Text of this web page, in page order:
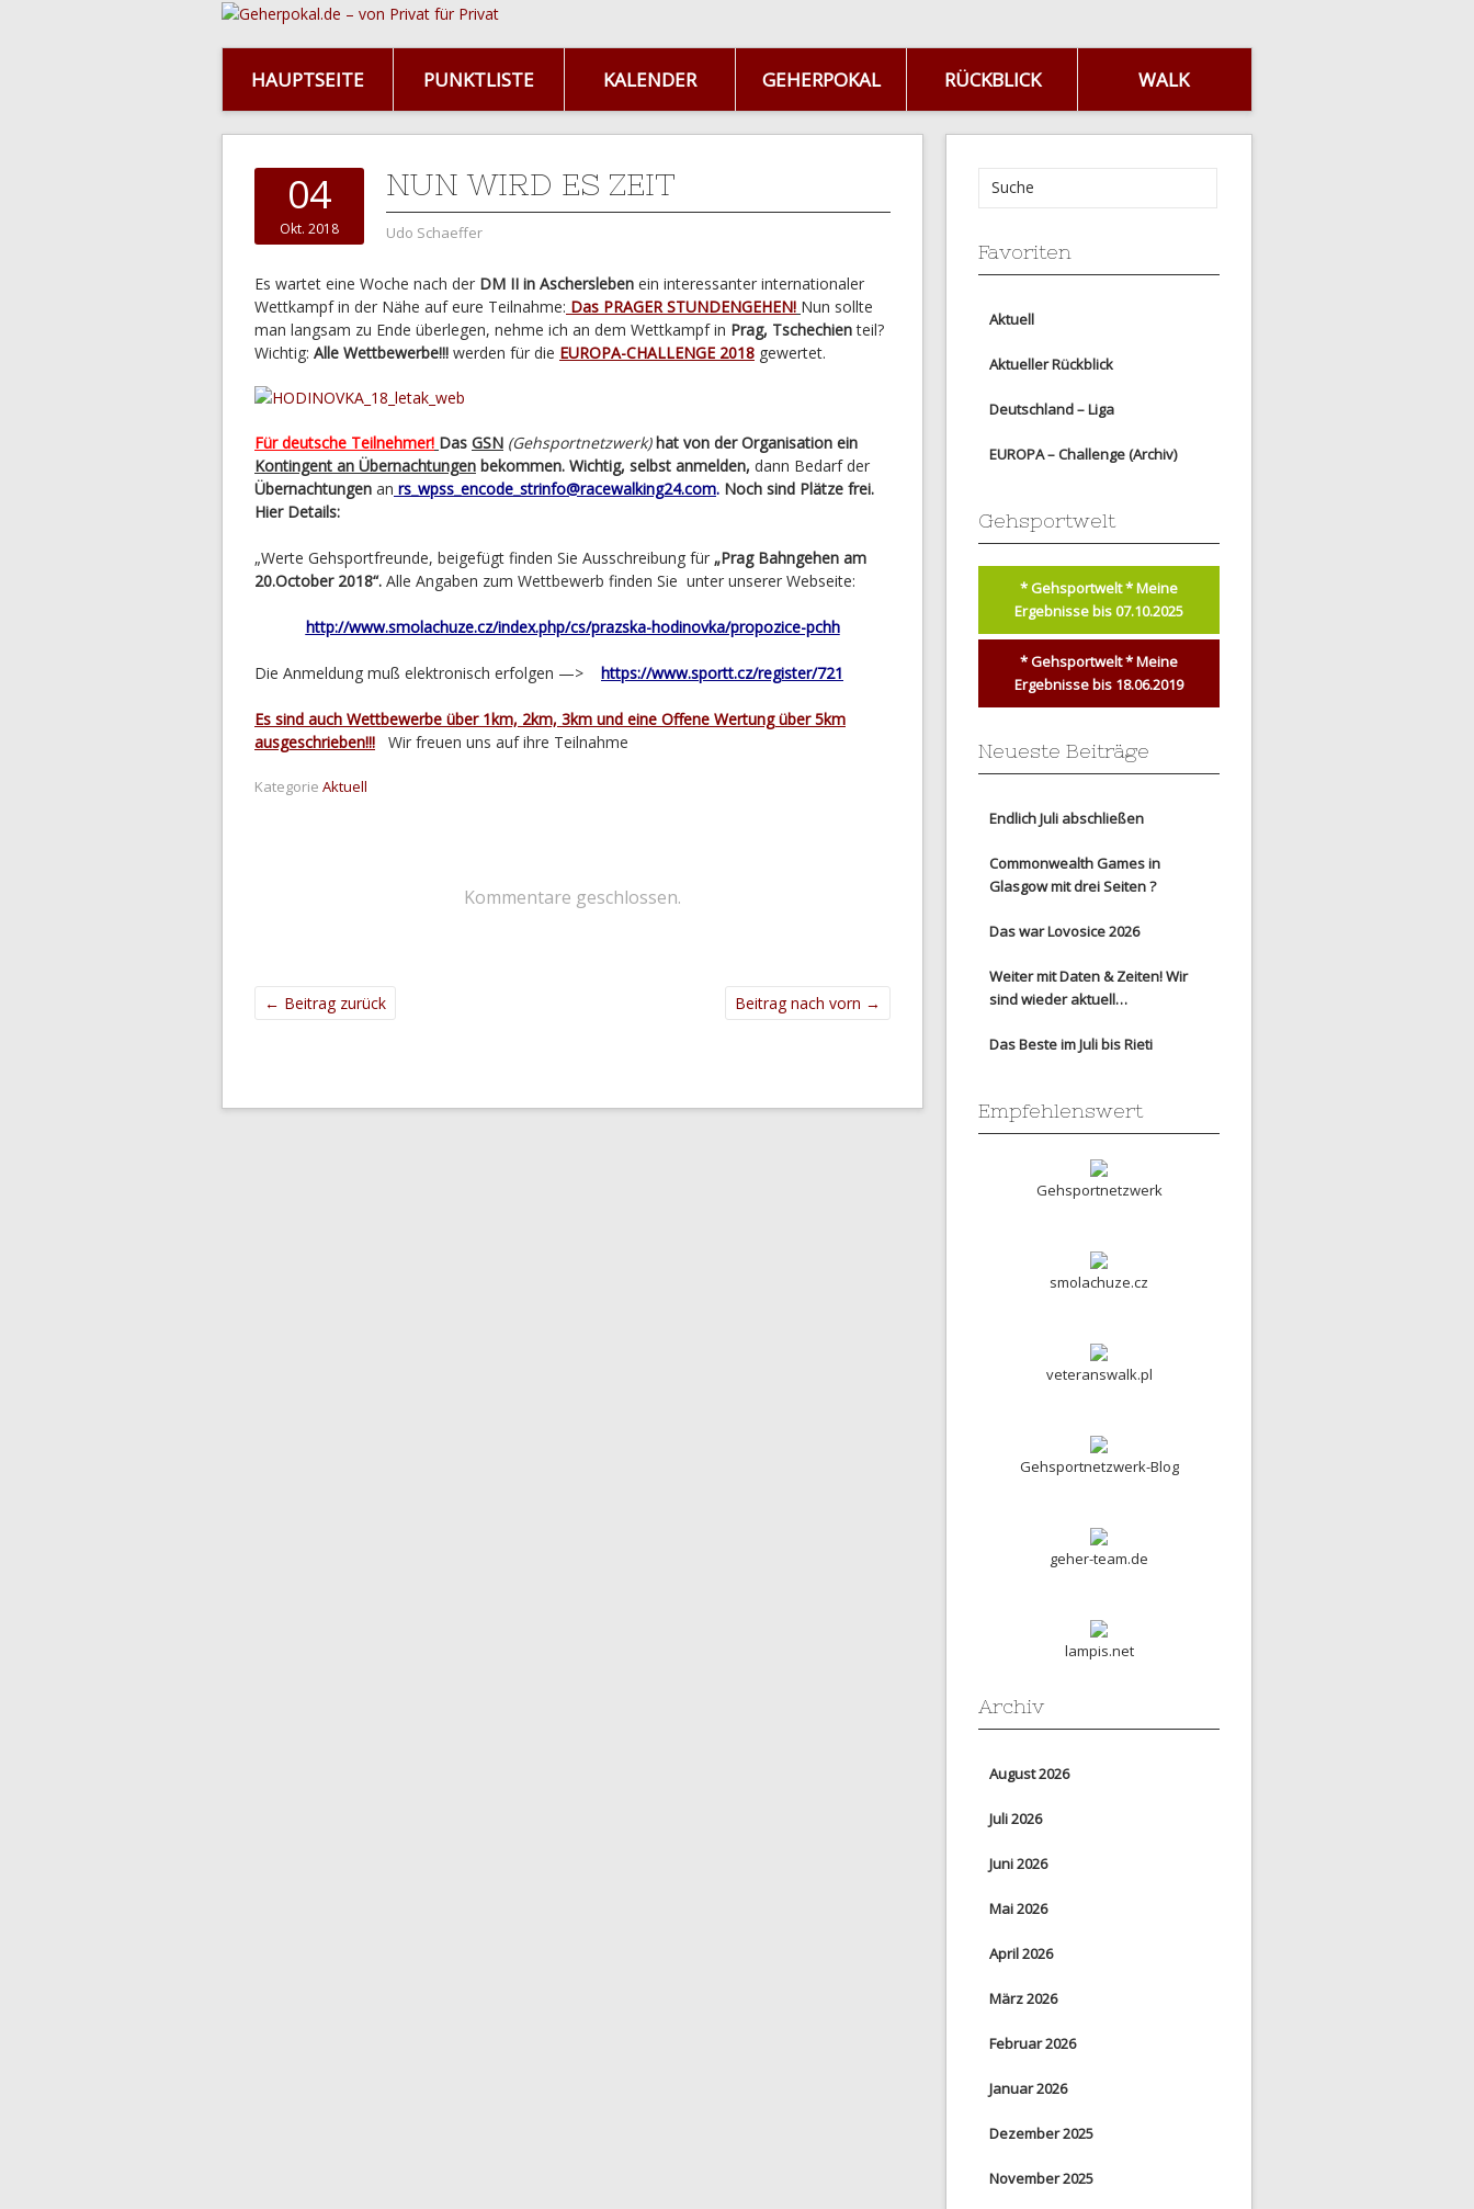
HAUPTSEITE PUNKTLISTE KALENDER GEHERPOKAL RÜCKBLICK WALK
04
Okt. 2018
NUN WIRD ES ZEIT
Udo Schaeffer
Es wartet eine Woche nach der DM II in Aschersleben ein interessanter internationaler
Wettkampf in der Nähe auf eure Teilnahme: Das PRAGER STUNDENGEHEN! Nun sollte
man langsam zu Ende überlegen, nehme ich an dem Wettkampf in Prag, Tschechienteil?
Wichtig: Alle Wettbewerbe!!! werden für die EUROPA-CHALLENGE 2018 gewertet.
Für deutsche Teilnehmer! Das GSN (Gehsportnetzwerk)hat von der Organisation ein
Kontingent an Übernachtungen bekommen. Wichtig, selbst anmelden, dann Bedarf der
Übernachtungen an rs_wpss_encode_strinfo@racewalking24.com. Noch sind Plätze frei.
Hier Details:
„Werte Gehsportfreunde, beigefügt finden Sie Ausschreibung für „Prag Bahngehen am
20.October 2018“. Alle Angaben zum Wettbewerb finden Sie unter unserer Webseite:
http://www.smolachuze.cz/index.php/cs/prazska-hodinovka/propozice-pchh
Die Anmeldung muß elektronisch erfolgen —> https://www.sportt.cz/register/721
Es sind auch Wettbewerbe über 1km, 2km, 3km und eine Offene Wertung über 5km
ausgeschrieben!!! Wir freuen uns auf ihre Teilnahme
Kategorie Aktuell
Kommentare geschlossen.
← Beitrag zurück Beitrag nach vorn →
Favoriten
Aktuell
Aktueller Rückblick
Deutschland – Liga
EUROPA – Challenge (Archiv)
Gehsportwelt
* Gehsportwelt * Meine
Ergebnisse bis 07.10.2025
* Gehsportwelt * Meine
Ergebnisse bis 18.06.2019
Neueste Beiträge
Endlich Juli abschließen
Commonwealth Games in
Glasgow mit drei Seiten ?
Das war Lovosice 2026
Weiter mit Daten & Zeiten! Wir
sind wieder aktuell…
Das Beste im Juli bis Rieti
Empfehlenswert
Gehsportnetzwerk
smolachuze.cz
veteranswalk.pl
Gehsportnetzwerk-Blog
geher-team.de
lampis.net
Archiv
August 2026
Juli 2026
Juni 2026
Mai 2026
April 2026
März 2026
Februar 2026
Januar 2026
Dezember 2025
November 2025